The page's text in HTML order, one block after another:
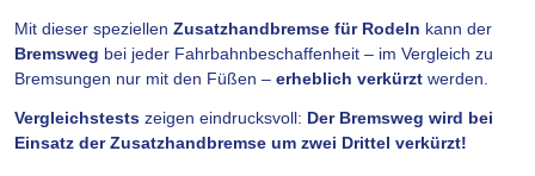
Mit dieser speziellen Zusatzhandbremse für Rodeln kann der
Bremsweg bei jeder Fahrbahnbeschaffenheit – im Vergleich zu
Bremsungen nur mit den Füßen – erheblich verkürzt werden.
Vergleichstests zeigen eindrucksvoll: Der Bremsweg wird bei
Einsatz der Zusatzhandbremse um zwei Drittel verkürzt!